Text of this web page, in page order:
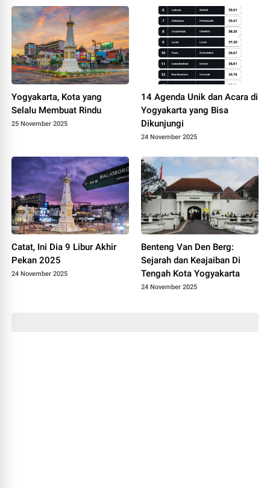
Yogyakarta, Kota yang
Selalu Membuat Rindu
25 November 2025
14 Agenda Unik dan Acara di
Yogyakarta yang Bisa
Dikunjungi
24 November 2025
Catat, Ini Dia 9 Libur Akhir
Pekan 2025
24 November 2025
Benteng Van Den Berg:
Sejarah dan Keajaiban Di
Tengah Kota Yogyakarta
24 November 2025